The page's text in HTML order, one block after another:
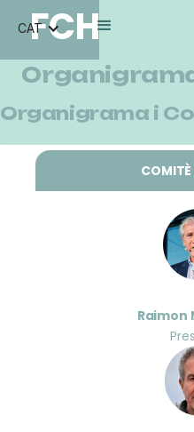
FCH
CAT
Organigrama i
COMITÈ
Raimon